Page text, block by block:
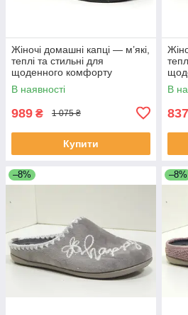
Жіночі домашні капці — м’які,
теплі та стильні для
щоденного комфорту
В наявності
989 ₴ 1 075 ₴
Купити
В
–8% –8%